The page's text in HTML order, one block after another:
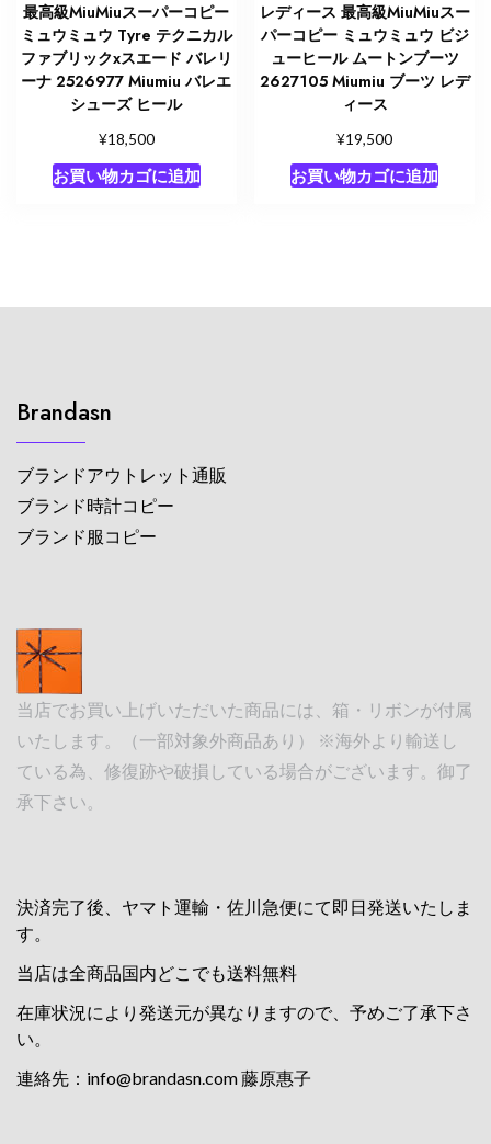
最高級MiuMiuスーパーコピー
ミュウミュウ Tyre テクニカル
ファブリックxスエード バレリ
ーナ 2526977 Miumiu バレエ
シューズ ヒール
¥18,500
お買い物カゴに追加
レディース 最高級MiuMiuスー
パーコピー ミュウミュウ ビジ
ューヒール ムートンブーツ
2627105 Miumiu ブーツ レデ
ィース
¥19,500
お買い物カゴに追加
Brandasn
ブランドアウトレット通販
ブランド時計コピー
ブランド服コピー
当店でお買い上げいただいた商品には、箱・リボンが付属
いたします。（一部対象外商品あり） ※海外より輸送し
ている為、修復跡や破損している場合がございます。御了
承下さい。
決済完了後、ヤマト運輸・佐川急便にて即日発送いたしま
す。
当店は全商品国内どこでも送料無料
在庫状況により発送元が異なりますので、予めご了承下さ
い。
連絡先： info@brandasn.com藤原惠子